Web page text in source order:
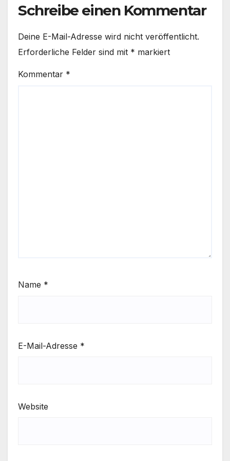
Schreibe einen Kommentar
Deine E-Mail-Adresse wird nicht veröffentlicht.
Erforderliche Felder sind mit * markiert
Kommentar *
Name *
E-Mail-Adresse *
Website